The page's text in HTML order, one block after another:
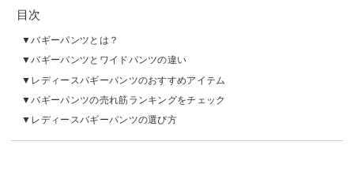
目次
バギーパンツとは？
バギーパンツとワイドパンツの違い
レディースバギーパンツのおすすめアイテム
バギーパンツの売れ筋ランキングをチェック
レディースバギーパンツの選び方